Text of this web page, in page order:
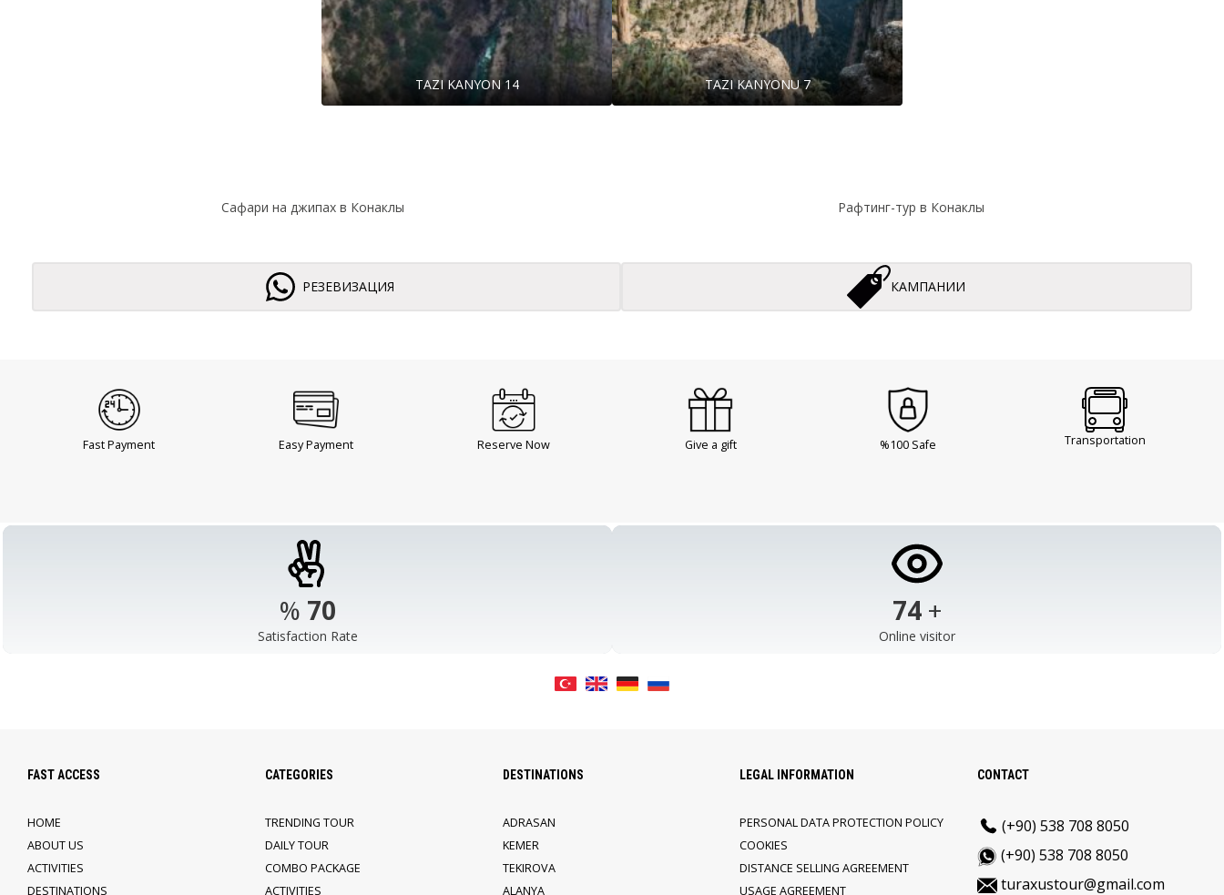
TAZI KANYON 14 TAZI KANYONU 7
Сафари на джипах в Конаклы Рафтинг-тур в Конаклы
РЕЗЕВИЗАЦИЯ КАМПАНИИ
Fast Payment Easy Payment Reserve Now Give a gift %100 Safe Transportation
% 98
Satisfaction Rate
103 +
Online visitor
FAST ACCESS
HOME
ABOUT US
ACTIVITIES
DESTINATIONS
CATEGORIES
TRENDING TOUR
DAILY TOUR
COMBO PACKAGE
ACTIVITIES
DESTINATIONS
ADRASAN
KEMER
TEKIROVA
ALANYA
LEGAL INFORMATION
PERSONAL DATA PROTECTION POLICY
COOKIES
DISTANCE SELLING AGREEMENT
USAGE AGREEMENT
CONTACT
(+90) 538 708 8050
(+90) 538 708 8050
turaxustour@gmail.com